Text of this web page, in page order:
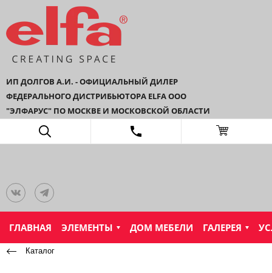
ИП ДОЛГОВ А.И. - ОФИЦИАЛЬНЫЙ ДИЛЕР
ФЕДЕРАЛЬНОГО ДИСТРИБЬЮТОРА ELFA ООО
"ЭЛФАРУС" ПО МОСКВЕ И МОСКОВСКОЙ ОБЛАСТИ
ГЛАВНАЯ ЭЛЕМЕНТЫ ДОМ МЕБЕЛИ ГАЛЕРЕЯ
Каталог